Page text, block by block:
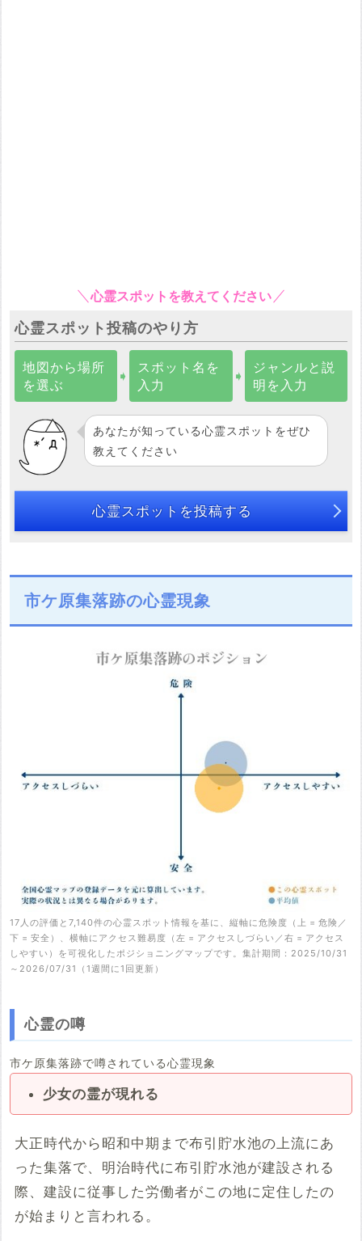
心霊スポットを教えてください
心霊スポット投稿のやり方
地図から場所
を選ぶ
➧
スポット名を
入力
➧
ジャンルと説
明を入力
あなたが知っている心霊スポットをぜひ
教えてください
心霊スポットを投稿する
市ケ原集落跡の心霊現象
17人の評価と7,140件の心霊スポット情報を基に、縦軸に危険度（上 = 危険／
下 = 安全）、横軸にアクセス難易度（左 = アクセスしづらい／右 = アクセス
しやすい）を可視化したポジショニングマップです。集計期間：2025/10/31
～2026/07/31（1週間に1回更新）
心霊の噂
市ケ原集落跡で噂されている心霊現象
少女の霊が現れる
大正時代から昭和中期まで布引貯水池の上流にあ
った集落で、明治時代に布引貯水池が建設される
際、建設に従事した労働者がこの地に定住したの
が始まりと言われる。